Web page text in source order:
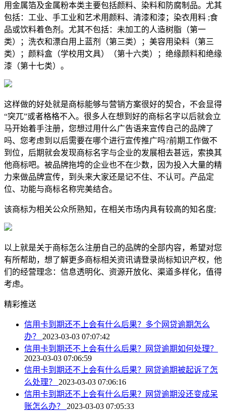
用金属箔及金属粉本类主要包括颜料、染料和防腐制品。尤其
包括：工业、手工业和艺术用颜料、清漆和漆；染衣用料 ;食
品或饮料着色剂。尤其不包括：未加工的人造树脂（第一
类）；洗衣和漂白用上蓝剂（第三类）；美容用染料（第三
类）；颜料盒（学校用文具）（第十六类）；绝缘颜料和绝缘
漆（第十七类）。
这样做的好处就是商标能够与营销方案很好的契合，不会显得
“突兀”或者格格不入。很多人在想到好的商标名字以后就会立
马开始着手注册，您想过用什么广告语来宣传自己的品牌了
吗、您考虑到以后需要在哪个进行宣传推广吗?前期工作做不
到位，后期就会发现商标名字与企业的发展相去甚远，索换其
他商标吧。被品牌拖垮的企业也不在少数，因为投入大量的精
力来做品牌宣传，到头来大家还是记不住、不认可。产品定
位、功能与商标名称完美结合。
该商标为相关公众所熟知，在相关市场内具有较高的知名度;
以上就是关于商标怎么注册自己的品牌的全部内容，希望对您
有所帮助，想了解更多商标相关资讯请登录尚标知识产权，他
们的经营理念：信息透明化、资源开放化、渠道多样化，值得
考虑。
精彩推送
信用卡到期还不上会有什么后果？多个网贷逾期怎么
办？ 2023-03-03 07:07:42
信用卡到期还不上会有什么后果？网贷逾期如何处理？
2023-03-03 07:06:59
信用卡到期还不上会有什么后果？网贷逾期被起诉了怎
么处理？ 2023-03-03 07:06:16
信用卡到期还不上会有什么后果？网贷逾期没还变成呆
账怎么办？ 2023-03-03 07:05:33